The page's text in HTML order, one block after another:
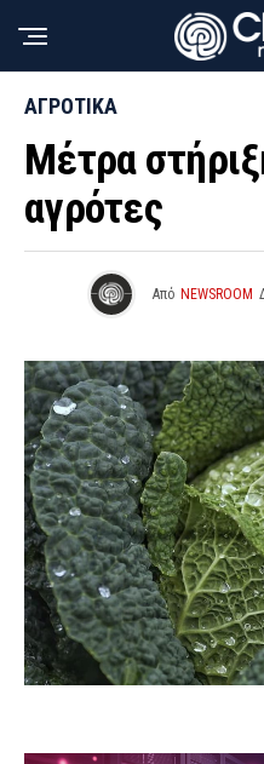
ΑΓΡΟΤΙΚΑ
Μέτρα
αγρότες
Από NEWSROOM